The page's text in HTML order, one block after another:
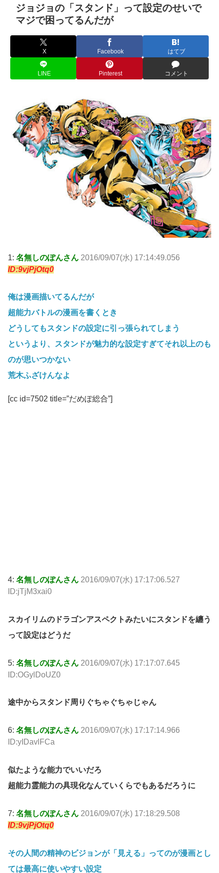
ジョジョの「スタンド」って設定のせいで
マジで困ってるんだが
X Facebook はてブ
LINE Pinterest コメント
1: 名無しのぽんさん 2016/09/07(水) 17:14:49.056
ID:9vjPjOtq0
俺は漫画描いてるんだが
超能力バトルの漫画を書くとき
どうしてもスタンドの設定に引っ張られてしまう
というより、スタンドが魅力的な設定すぎてそれ以上のも
のが思いつかない
荒木ふざけんなよ
[cc id=7502 title=”だめぽ総合”]
4: 名無しのぽんさん 2016/09/07(水) 17:17:06.527
ID:jTjM3xai0
スカイリムのドラゴンアスペクトみたいにスタンドを纏う
って設定はどうだ
5: 名無しのぽんさん 2016/09/07(水) 17:17:07.645
ID:OGylDoUZ0
途中からスタンド周りぐちゃぐちゃじゃん
6: 名無しのぽんさん 2016/09/07(水) 17:17:14.966
ID:yIDavlFCa
似たような能力でいいだろ
超能力霊能力の具現化なんていくらでもあるだろうに
7: 名無しのぽんさん 2016/09/07(水) 17:18:29.508
ID:9vjPjOtq0
その人間の精神のビジョンが「見える」ってのが漫画とし
ては最高に使いやすい設定